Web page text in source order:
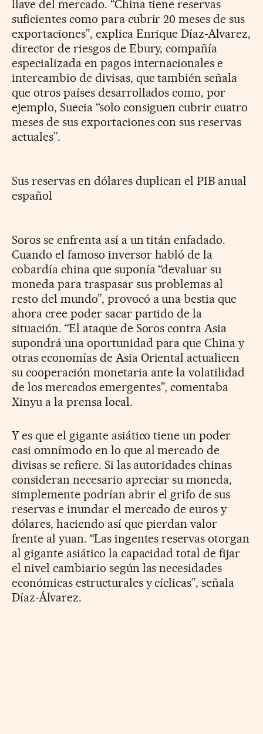
llave del mercado. “China tiene reservas
suficientes como para cubrir 20 meses de sus
exportaciones”, explica Enrique Díaz-Alvarez,
director de riesgos de Ebury, compañía
especializada en pagos internacionales e
intercambio de divisas, que también señala
que otros países desarrollados como, por
ejemplo, Suecia “solo consiguen cubrir cuatro
meses de sus exportaciones con sus reservas
actuales”.
Sus reservas en dólares duplican el PIB anual
español
Soros se enfrenta así a un titán enfadado.
Cuando el famoso inversor habló de la
cobardía china que suponía “devaluar su
moneda para traspasar sus problemas al
resto del mundo”, provocó a una bestia que
ahora cree poder sacar partido de la
situación. “El ataque de Soros contra Asia
supondrá una oportunidad para que China y
otras economías de Asia Oriental actualicen
su cooperación monetaria ante la volatilidad
de los mercados emergentes”, comentaba
Xinyu a la prensa local.
Y es que el gigante asiático tiene un poder
casi omnímodo en lo que al mercado de
divisas se refiere. Si las autoridades chinas
consideran necesario apreciar su moneda,
simplemente podrían abrir el grifo de sus
reservas e inundar el mercado de euros y
dólares, haciendo así que pierdan valor
frente al yuan. “Las ingentes reservas otorgan
al gigante asiático la capacidad total de fijar
el nivel cambiario según las necesidades
económicas estructurales y cíclicas”, señala
Díaz-Álvarez.